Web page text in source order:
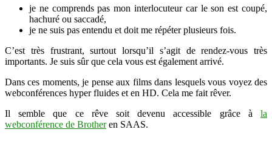
je ne comprends pas mon interlocuteur car le son est coupé,
hachuré ou saccadé,
je ne suis pas entendu et doit me répéter plusieurs fois.
C’est très frustrant, surtout lorsqu’il s’agit de rendez-vous très
importants. Je suis sûr que cela vous est également arrivé.
Dans ces moments, je pense aux films dans lesquels vous voyez des
webconférences hyper fluides et en HD. Cela me fait rêver.
Il semble que ce rêve soit devenu accessible grâce à la
webconférence de Brotheren SAAS.